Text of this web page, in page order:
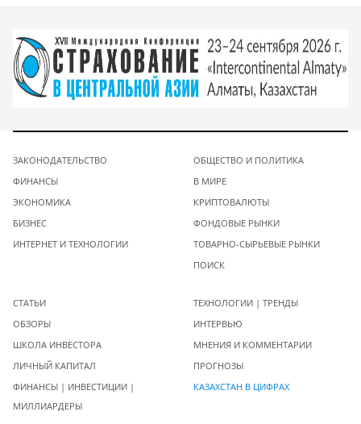
ЗАКОНОДАТЕЛЬСТВО
ФИНАНСЫ
ЭКОНОМИКА
БИЗНЕС
ИНТЕРНЕТ И ТЕХНОЛОГИИ
ОБЩЕСТВО И ПОЛИТИКА
В МИРЕ
КРИПТОВАЛЮТЫ
ФОНДОВЫЕ РЫНКИ
ТОВАРНО-СЫРЬЕВЫЕ РЫНКИ
ПОИСК
СТАТЬИ
ОБЗОРЫ
ШКОЛА ИНВЕСТОРА
ЛИЧНЫЙ КАПИТАЛ
ФИНАНСЫ | ИНВЕСТИЦИИ |
МИЛЛИАРДЕРЫ
ТЕХНОЛОГИИ | ТРЕНДЫ
ИНТЕРВЬЮ
МНЕНИЯ И КОММЕНТАРИИ
ПРОГНОЗЫ
КАЗАХСТАН В ЦИФРАХ